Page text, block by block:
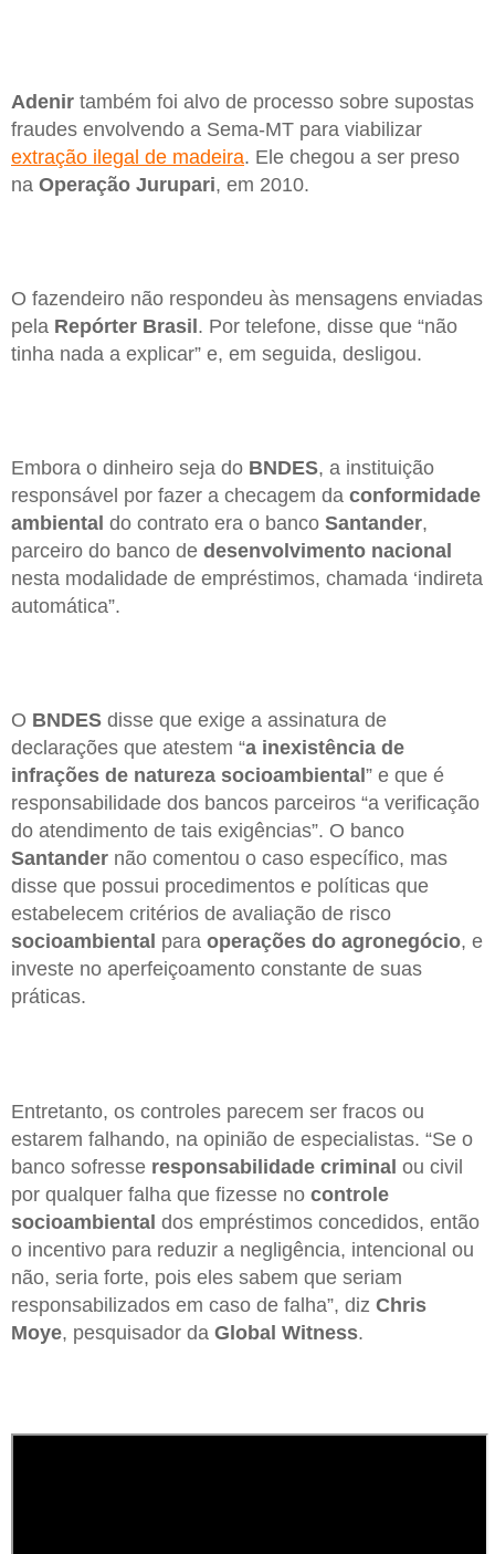
Adenir também foi alvo de processo sobre supostas
fraudes envolvendo a Sema-MT para viabilizar
extração ilegal de madeira. Ele chegou a ser preso
na Operação Jurupari, em 2010.
O fazendeiro não respondeu às mensagens enviadas
pela Repórter Brasil. Por telefone, disse que “não
tinha nada a explicar” e, em seguida, desligou.
Embora o dinheiro seja do BNDES, a instituição
responsável por fazer a checagem da conformidade
ambiental do contrato era o banco Santander,
parceiro do banco de desenvolvimento nacional
nesta modalidade de empréstimos, chamada ‘indireta
automática”.
O BNDES disse que exige a assinatura de
declarações que atestem “a inexistência de
infrações de natureza socioambiental ” e que é
responsabilidade dos bancos parceiros “a verificação
do atendimento de tais exigências”. O banco
Santander não comentou o caso específico, mas
disse que possui procedimentos e políticas que
estabelecem critérios de avaliação de risco
socioambiental para operações do agronegócio, e
investe no aperfeiçoamento constante de suas
práticas.
Entretanto, os controles parecem ser fracos ou
estarem falhando, na opinião de especialistas. “Se o
banco sofresse responsabilidade criminal ou civil
por qualquer falha que fizesse no controle
socioambiental dos empréstimos concedidos, então
o incentivo para reduzir a negligência, intencional ou
não, seria forte, pois eles sabem que seriam
responsabilizados em caso de falha”, diz Chris
Moye, pesquisador da Global Witness.